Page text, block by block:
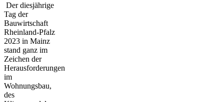
Der diesjährige
Tag der
Bauwirtschaft
Rheinland-Pfalz
2023 in Mainz
stand ganz im
Zeichen der
Herausforderungen
im
Wohnungsbau,
des